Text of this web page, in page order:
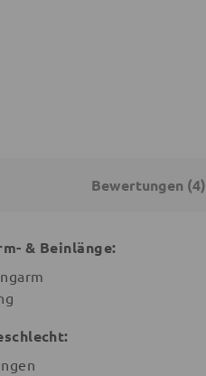
Bewertungen (4)
& Beinlänge: